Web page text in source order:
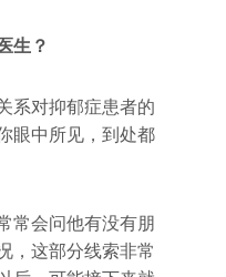
生？
系对抑郁症患者的
眼中所见，到处都
常会问他有没有朋
，这部分线索非常